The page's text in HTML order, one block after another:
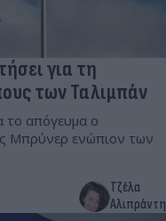
για τη
των Ταλιμπάν
το απόγευμα ο
Μπρύνερ ενώπιον των
Τζέλα
Αλιπράντη